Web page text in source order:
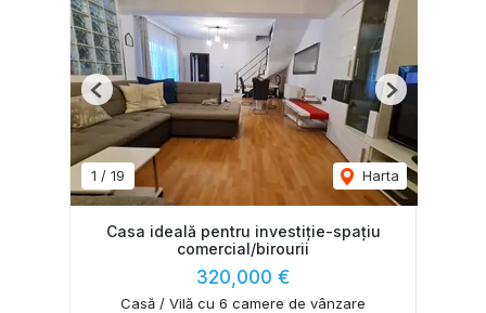
1 / 19 Harta
Previous Next
Casa ideală pentru investiție-spațiu
comercial/birourii
320,000 €
Casă / Vilă cu 6 camere de vânzare